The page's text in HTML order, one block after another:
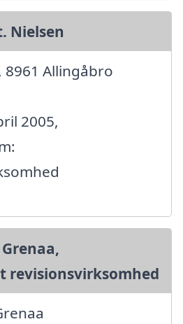
Nielsen
8961 Allingåbro
2005,
revisionsvirksomhed